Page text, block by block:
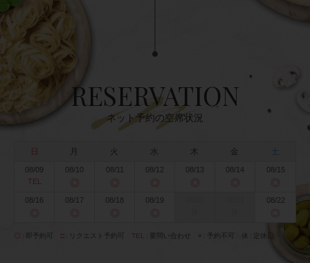
RESERVATION
ネット予約の空席状況
火 水 木 金 土
08/09
TEL
08/10
◎
08/11
◎
08/12
◎
08/13
◎
08/14
◎
08/15
◎
08/16
◎
08/17
◎
08/18
◎
08/19
◎
08/22
◎
即予約可 □ リクエスト予約可 TEL 要問い合わせ × 予約不可 休 定休日